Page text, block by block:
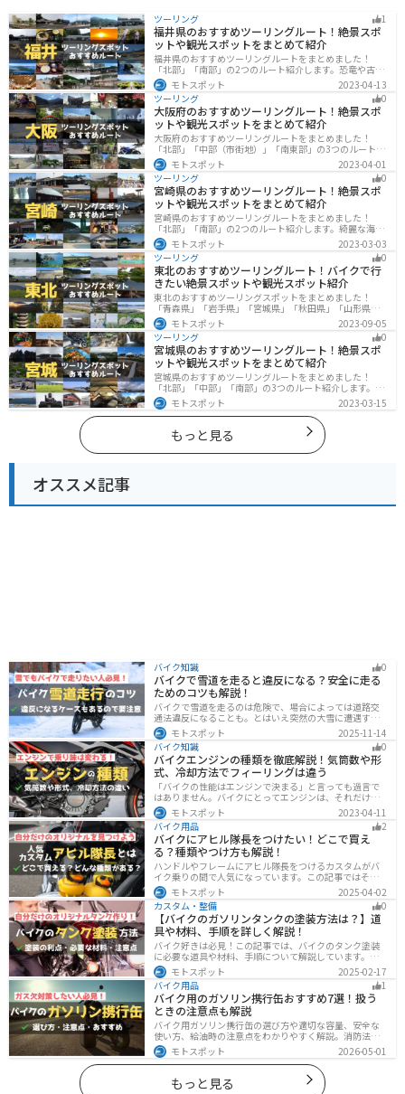
ツーリング 1
福井県のおすすめツーリングルート！絶景スポ
ットや観光スポットをまとめて紹介
福井県のおすすめツーリングルートをまとめました！
「北部」「南部」の2つのルート紹介します。恐竜や古代
遺跡、温泉地など魅力に溢れるスポットが多数ありま
す。バイクで福井県にツーリングに行く際は参考にして
ください。
モトスポット
2023-04-13
ツーリング
0
大阪府のおすすめツーリングルート！絶景スポ
ットや観光スポットをまとめて紹介
大阪府のおすすめツーリングルートをまとめました！
「北部」「中部（市街地）」「南東部」の3つのルート紹
介します。歴史と近代が融合した魅力的なエリアで様々
な楽しみ方ができます。バイクで大阪府にツーリングに
行く際は参考にしてください。
モトスポット
2023-04-01
ツーリング
0
宮崎県のおすすめツーリングルート！絶景スポ
ットや観光スポットをまとめて紹介
宮崎県のおすすめツーリングルートをまとめました！
「北部」「南部」の2つのルート紹介します。綺麗な海岸
線が特徴的な海・自然豊かな山・趣のある神社を満喫す
るツーリングができます。バイクで宮崎県にツーリング
に行く際は参考にしてください。
モトスポット
2023-03-03
ツーリング
0
東北のおすすめツーリングルート！バイクで行
きたい絶景スポットや観光スポット紹介
東北のおすすめツーリングスポットをまとめました！
「青森県」「岩手県」「宮城県」「秋田県」「山形県」
「福島県」の各県の観光地紹介します。自然豊かな山々
や湖、温泉地が点在し、四季折々の景色を楽しめるスポ
ットが多数あります。バイクで東北にツーリングに行く
際は参考にしてください。
モトスポット
2023-09-05
ツーリング
0
宮城県のおすすめツーリングルート！絶景スポ
ットや観光スポットをまとめて紹介
宮城県のおすすめツーリングルートをまとめました！
「北部」「中部」「南部」の3つのルート紹介します。キ
ツネ村や広大な山や滝、湖などを歴史や自然を満喫する
ツーリングができます。バイクで宮城県にツーリングに
行く際は参考にしてください。
モトスポット 2023-03-15
もっと見る
オススメ記事
バイク知識 0
バイクで雪道を走ると違反になる？安全に走る
ためのコツも解説！
バイクで雪道を走るのは危険で、場合によっては道路交
通法違反になることも。とはいえ突然の大雪に遭遇する
こともあります。この記事では、雪道で転倒しないため
の走り方のコツや滑り止め対策、雪道に強いバイクの特
徴まで詳しく解説します。
モトスポット
2025-11-14
バイク知識
0
バイクエンジンの種類を徹底解説！気筒数や形
式、冷却方法でフィーリングは違う
「バイクの性能はエンジンで決まる」と言っても過言で
はありません。バイクにとってエンジンは、それだけ重
要なパーツなんです。エンジンの種類と特徴を知れば、
あなたもワンランク上のバイク選びができるようになり
ます！
モトスポット
2023-04-11
バイク用品
2
バイクにアヒル隊長をつけたい！どこで買え
る？種類やつけ方も解説！
ハンドルやフレームにアヒル隊長をつけるカスタムがバ
イク乗りの間で人気になっています。この記事ではそん
なアヒル隊長について、どこで買えるのかどんな種類が
あるのか、バイクに付ける際の注意点などまとめまし
た。アヒル隊長でオリジナルカスタムをしたい人は参考
にしてください。
モトスポット
2025-04-02
カスタム・整備
0
【バイクのガソリンタンクの塗装方法は？】道
具や材料、手順を詳しく解説！
バイク好きは必見！この記事では、バイクのタンク塗装
に必要な道具や材料、手順について解説しています。実
はバイクのタンクを塗装すると、傷や錆を修復でき、タ
ンクの長持ちにつながります。この記事を読めば、自分
でバイクのタンクを塗装する方法がわかるでしょう。
モトスポット
2025-02-17
バイク用品
1
バイク用のガソリン携行缶おすすめ7選！扱う
ときの注意点も解説
バイク用ガソリン携行缶の選び方や適切な容量、安全な
使い方、給油時の注意点をわかりやすく解説。消防法適
合品の見分け方や保管・圧力調整のコツ、スタンドでの
給油ルールまで網羅し、ツーリング時のガス欠対策をサ
ポート。SOTOやKIJIMAなどおすすめ携行缶も紹介しま
モトスポット 2026-05-01
もっと見る